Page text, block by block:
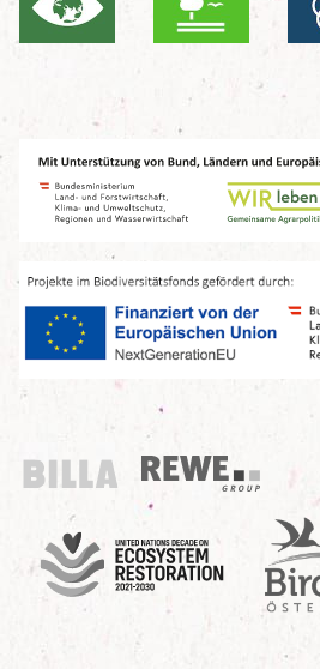
Billa
REWE Group
UN Decade
Birdlife